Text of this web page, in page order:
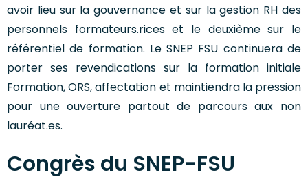
avoir lieu sur la gouvernance et sur la gestion RH des
personnels formateurs.rices et le deuxième sur le
référentiel de formation. Le SNEP FSU continuera de
porter ses revendications sur la formation initiale
Formation, ORS, affectation et maintiendra la pression
pour une ouverture partout de parcours aux non
lauréat.es.
Congrès du SNEP-FSU